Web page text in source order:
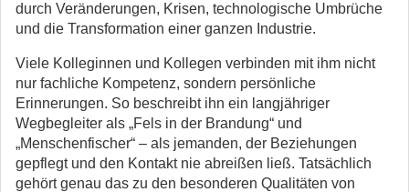
durch Veränderungen, Krisen, technologische Umbrüche
und die Transformation einer ganzen Industrie.
Viele Kolleginnen und Kollegen verbinden mit ihm nicht
nur fachliche Kompetenz, sondern persönliche
Erinnerungen. So beschreibt ihn ein langjähriger
Wegbegleiter als „Fels in der Brandung“ und
„Menschenfischer“ – als jemanden, der Beziehungen
gepflegt und den Kontakt nie abreißen ließ. Tatsächlich
gehört genau das zu den besonderen Qualitäten von